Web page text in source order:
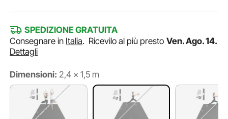
SPEDIZIONE GRATUITA
Consegnare in Italia. Ricevilo al più presto Ven. Ago. 14.
Dettagli
Dimensioni: 2,4 x 1,5 m